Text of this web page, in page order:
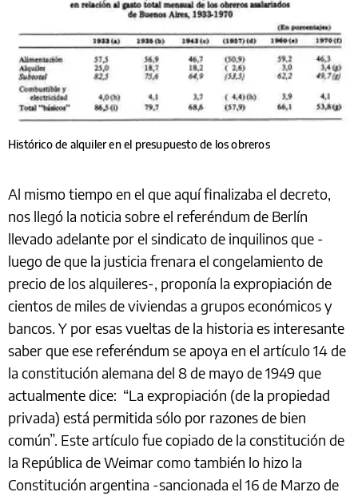
Histórico de alquiler en el presupuesto de los obreros
Al mismo tiempo en el que aquí finalizaba el decreto,
nos llegó la noticia sobre el referéndum de Berlín
llevado adelante por el sindicato de inquilinos que -
luego de que la justicia frenara el congelamiento de
precio de los alquileres-, proponía la expropiación de
cientos de miles de viviendas a grupos económicos y
bancos. Y por esas vueltas de la historia es interesante
saber que ese referéndum se apoya en el artículo 14 de
la constitución alemana del 8 de mayo de 1949 que
actualmente dice: “La expropiación (de la propiedad
privada) está permitida sólo por razones de bien
común”. Este artículo fue copiado de la constitución de
la República de Weimar como también lo hizo la
Constitución argentina -sancionada el 16 de Marzo de